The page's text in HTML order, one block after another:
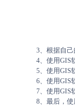
3、根据自
4、使用GIS
5、使用GIS
6、使用GIS
7、使用GIS
8、最后，